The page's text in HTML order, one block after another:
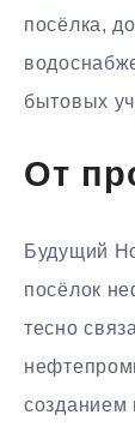
посёлка,
бытовых
От
Будущий
посёлок
тесно
созданием